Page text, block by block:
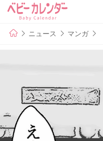
ニュース マンガ